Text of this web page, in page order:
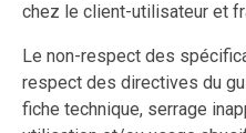
chez le client-utilisateur et
Le non-respect des
respect des directives du
fiche technique, serrage